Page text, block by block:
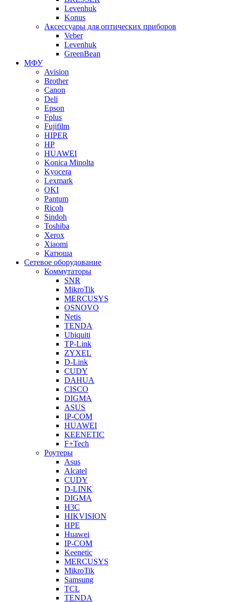
Levenhuk
Konus
Аксессуары для оптических приборов
Veber
Levenhuk
GreenBean
МФУ
Avision
Brother
Canon
Deli
Epson
Fplus
Fujifilm
HIPER
HP
HUAWEI
Konica Minolta
Kyocera
Lexmark
OKI
Pantum
Ricoh
Sindoh
Toshiba
Xerox
Xiaomi
Катюша
Сетевое оборудование
Коммутаторы
SNR
MikroTik
MERCUSYS
OSNOVO
Netis
TENDA
Ubiquiti
TP-Link
ZYXEL
D-Link
CUDY
DAHUA
CISCO
DIGMA
ASUS
IP-COM
HUAWEI
KEENETIC
F+Tech
Роутеры
Asus
Alcatel
CUDY
D-LINK
DIGMA
H3C
HIKVISION
HPE
Huawei
IP-COM
Keenetic
MERCUSYS
MikroTik
Samsung
TCL
TENDA